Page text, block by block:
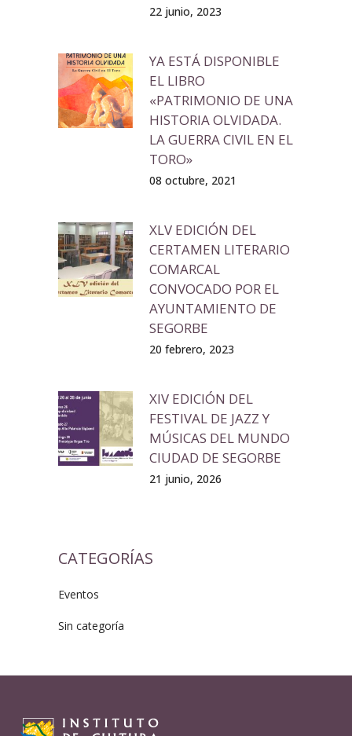
22 junio, 2023
YA ESTÁ DISPONIBLE
EL LIBRO
«PATRIMONIO DE UNA
HISTORIA OLVIDADA.
LA GUERRA CIVIL EN EL
TORO»
08 octubre, 2021
XLV EDICIÓN DEL
CERTAMEN LITERARIO
COMARCAL
CONVOCADO POR EL
AYUNTAMIENTO DE
SEGORBE
20 febrero, 2023
XIV EDICIÓN DEL
FESTIVAL DE JAZZ Y
MÚSICAS DEL MUNDO
CIUDAD DE SEGORBE
21 junio, 2026
CATEGORÍAS
Eventos
Sin categoría